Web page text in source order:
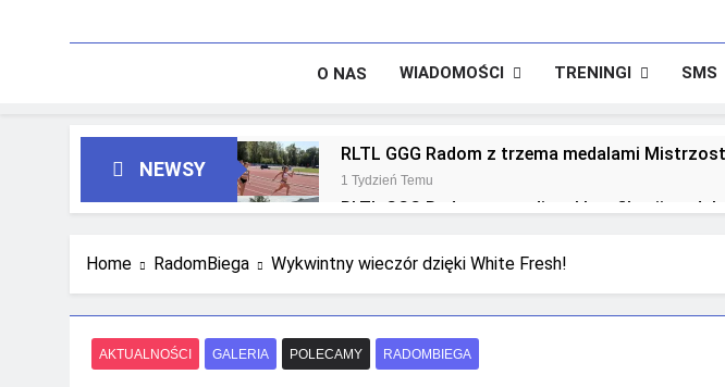
O NAS WIADOMOŚCI TRENINGI SMS
NEWSY
RLTL GGG Radom z trzema medalami
1 Tydzień Temu
RLTL GGG Radom na podium klasyfikacji
Home RadomBiega Wykwintny wieczór dzięki White Fresh!
AKTUALNOŚCI GALERIA POLECAMY RADOMBIEGA